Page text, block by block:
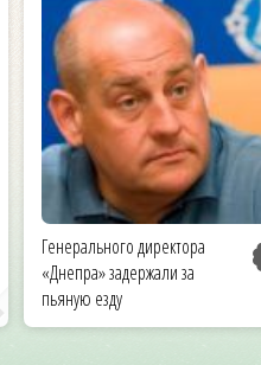
Генерального директора
«Днепра» задержали за
пьяную езду